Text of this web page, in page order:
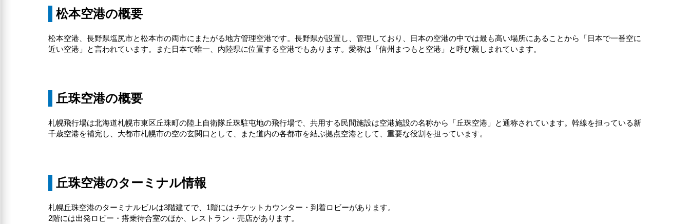
松本空港の概要
松本空港、長野県塩尻市と松本市の両市にまたがる地方管理空港です。長野県が設置し、管理しており、日本の空港の中では最も高い場所にあることから「日本で一番空に
近い空港」と言われています。また日本で唯一、内陸県に位置する空港でもあります。愛称は「信州まつもと空港」と呼び親しまれています。
丘珠空港の概要
札幌飛行場は北海道札幌市東区丘珠町の陸上自衛隊丘珠駐屯地の飛行場で、共用する民間施設は空港施設の名称から「丘珠空港」と通称されています。幹線を担っている新
千歳空港を補完し、大都市札幌市の空の玄関口として、また道内の各都市を結ぶ拠点空港として、重要な役割を担っています。
丘珠空港のターミナル情報
札幌丘珠空港のターミナルビルは3階建てで、1階にはチケットカウンター・到着ロビーがあります。
2階には出発ロビー・搭乗待合室のほか、レストラン・売店があります。